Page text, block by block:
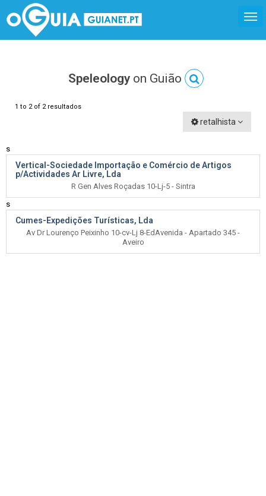
Speleology on Guião
1 to 2 of 2 resultados
retalhista
s
Vertical-Sociedade Importação e Comércio de Artigos
p/Actividades Ar Livre, Lda
R Gen Alves Roçadas 10-Lj-5 - Sintra
s
Cumes-Expedições Turísticas, Lda
Av Dr Lourenço Peixinho 10-cv-Lj 8-EdAvenida - Apartado 345 -
Aveiro